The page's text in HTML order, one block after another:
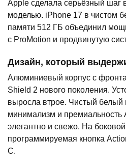
Apple сделала серьёзный шаг
моделью. iPhone 17 в чистом
памяти 512 ГБ объединил
с ProMotion и продвинутую
Дизайн, который
Алюминиевый корпус с
Shield 2 нового поколения.
выросла втрое. Чистый белый
минимализм и премиальность
элегантно и свежо. На
программируемая кнопка
C.